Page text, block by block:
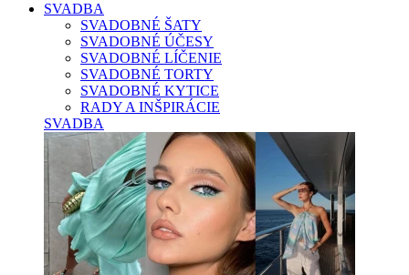
SVADBA
SVADOBNÉ ŠATY
SVADOBNÉ ÚČESY
SVADOBNÉ LÍČENIE
SVADOBNÉ TORTY
SVADOBNÉ KYTICE
RADY A INŠPIRÁCIE
SVADBA